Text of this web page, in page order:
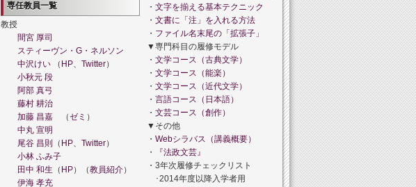
専任教員一覧
教授
間宮 厚司
スティーヴン・G・ネルソン
中沢けい （ HP、 Twitter）
小秋元 段
阿部 真弓
藤村 耕治
加藤 昌嘉 （ゼミ ）
中丸 宣明
尾谷 昌則
（ HP、 Twitter）
小林 ふみ子
田中 和生 （ HP）（教員紹介）
伊海 孝充
・ 文字を揃える基本テクニック
・ 文書に「注」を入れる方法
・ ファイル名末尾の「拡張子」
▼専門科目の履修モデル
・ 文学コース（古典文学）
・ 文学コース（能楽）
・ 文学コース（近代文学）
・ 言語コース（日本語）
・ 文芸コース（創作）
▼その他
・ Webシラバス（講義概要）
・
『法政文芸』
・3年次履修チェックリスト
･2014年度以降入学者用